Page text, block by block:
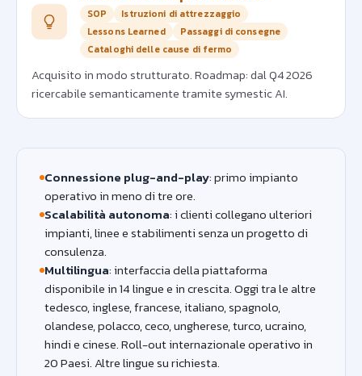
SOP
Istruzioni di attrezzaggio
Lessons Learned
Passaggi di consegne
Cataloghi delle cause di fermo
Acquisito in modo strutturato. Roadmap: dal Q4 2026
ricercabile semanticamente tramite symestic AI.
Connessione plug-and-play: primo impianto
operativo in meno di tre ore.
Scalabilità autonoma: i clienti collegano ulteriori
impianti, linee e stabilimenti senza un progetto di
consulenza.
Multilingua: interfaccia della piattaforma
disponibile in 14 lingue e in crescita. Oggi tra le altre
tedesco, inglese, francese, italiano, spagnolo,
olandese, polacco, ceco, ungherese, turco, ucraino,
hindi e cinese. Roll-out internazionale operativo in
20 Paesi. Altre lingue su richiesta.